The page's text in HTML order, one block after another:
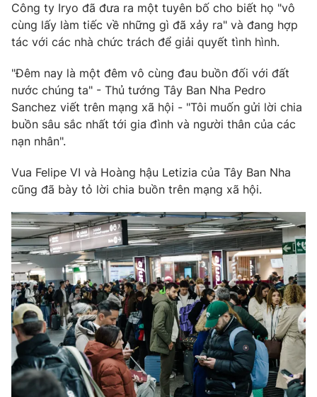
Tổng Biên tập: Vũ Thanh Thủy
Phó Tổng Biên tập: Nguyễn Thị Mỹ Hạnh, Phạm Quốc Thắng,
Nguyễn Trọng Ninh
Tổng đài VTV:
024.38 355 931 - 024.38 355 932
Ðiện thoại Thời báo VTV: 024.66 897 897
Email:toasoan@vtv.vn
Liên hệ quảng cáo:024-7300.7108
® Cấm sao chép dưới mọi hình thức nếu không có sự chấp
thuận bằng văn bản. Ghi rõ nguồn VTV.vn khi phát hành lại
thông tin từ website này.
Công ty Iryo đã đưa ra một tuyên bố cho biết họ "vô
cùng lấy làm tiếc về những gì đã xảy ra" và đang hợp
tác với các nhà chức trách để giải quyết tình hình.
"Đêm nay là một đêm vô cùng đau buồn đối với đất
nước chúng ta" - Thủ tướng Tây Ban Nha Pedro
Sanchez viết trên mạng xã hội - "Tôi muốn gửi lời chia
buồn sâu sắc nhất tới gia đình và người thân của các
nạn nhân".
Vua Felipe VI và Hoàng hậu Letizia của Tây Ban Nha
cũng đã bày tỏ lời chia buồn trên mạng xã hội.